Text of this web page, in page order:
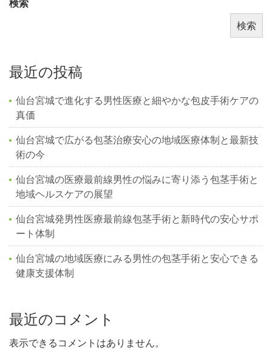
検索
検索
最近の投稿
仙台宮城で進化する男性医療と細やかな包皮手術ケアの
真価
仙台宮城で広がる包茎治療安心の地域医療体制と最新技
術の今
仙台宮城の医療最前線男性の悩みに寄り添う包茎手術と
地域ヘルスケアの展望
仙台宮城発男性医療最前線包茎手術と新時代の安心サポ
ート体制
仙台宮城の地域医療にみる男性の包茎手術と安心できる
健康支援体制
最近のコメント
表示できるコメントはありません。